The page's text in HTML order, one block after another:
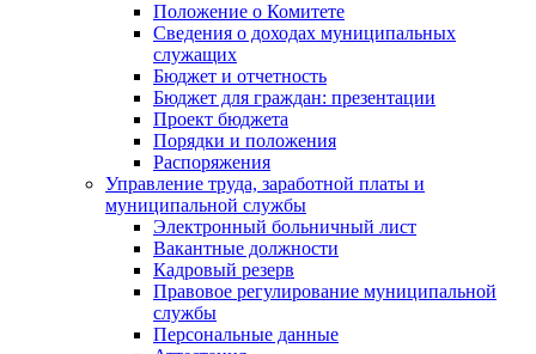
Положение о Комитете
Сведения о доходах муниципальных
служащих
Бюджет и отчетность
Бюджет для граждан: презентации
Проект бюджета
Порядки и положения
Распоряжения
Управление труда, заработной платы и
муниципальной службы
Электронный больничный лист
Вакантные должности
Кадровый резерв
Правовое регулирование муниципальной
службы
Персональные данные